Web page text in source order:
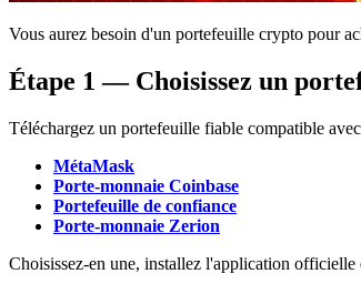
Vous aurez besoin d'un portefeuille crypto pour
Étape 1 — Choisissez un
Téléchargez un portefeuille fiable compatible
MétaMask
Porte-monnaie Coinbase
Portefeuille de confiance
Porte-monnaie Zerion
Choisissez-en une, installez l'application